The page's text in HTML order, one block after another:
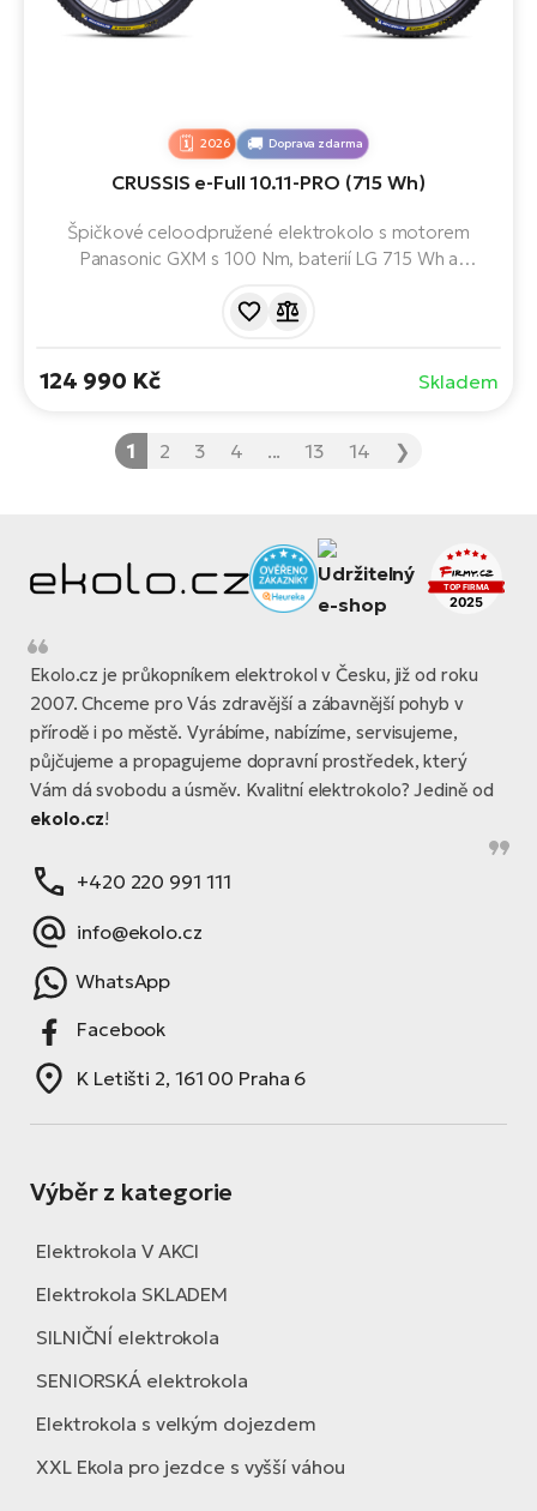
2026 Doprava zdarma
CRUSSIS e-Full 10.11-PRO (715 Wh)
Špičkové celoodpružené elektrokolo s motorem
Panasonic GXM s 100 Nm, baterií LG 715 Wh a
AXS a brzdy SRAM Maven Bronze dělají z tohoto e-biku
124 990 Kč Skladem
1 2 3 4 ... 13 14 ❯
Ekolo.cz je průkopníkem elektrokol v Česku, již od roku
2007. Chceme pro Vás zdravější a zábavnější pohyb v
přírodě i po městě. Vyrábíme, nabízíme, servisujeme,
půjčujeme a propagujeme dopravní prostředek, který
Vám dá svobodu a úsměv. Kvalitní elektrokolo? Jedině od
ekolo.cz!
+420 220 991 111
info@ekolo.cz
WhatsApp
Facebook
K Letišti 2, 161 00 Praha 6
Výběr z kategorie
Elektrokola V AKCI
Elektrokola SKLADEM
SILNIČNÍ elektrokola
SENIORSKÁ elektrokola
Elektrokola s velkým dojezdem
XXL Ekola pro jezdce s vyšší váhou